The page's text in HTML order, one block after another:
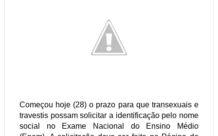
Começou hoje (28) o prazo para que transexuais e
travestis possam solicitar a identificação pelo nome
social no Exame Nacional do Ensino Médio